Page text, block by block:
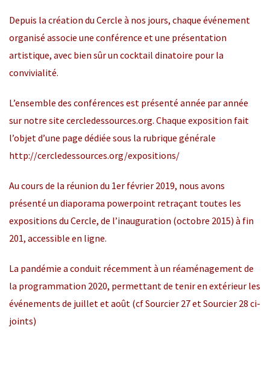
Depuis la création du Cercle à nos jours, chaque événement
organisé associe une conférence et une présentation
artistique, avec bien sûr un cocktail dinatoire pour la
convivialité.
L’ensemble des conférences est présenté année par année
sur notre site cercledessources.org. Chaque exposition fait
l’objet d’une page dédiée sous la rubrique générale
http://cercledessources.org/expositions/
Au cours de la réunion du 1er février 2019, nous avons
présenté un diaporama powerpoint retraçant toutes les
expositions du Cercle, de l’inauguration (octobre 2015) à fin
201, accessible en ligne.
La pandémie a conduit récemment à un réaménagement de
la programmation 2020, permettant de tenir en extérieur les
événements de juillet et août (cfSourcier 27etSourcier 28 ci-
joints)